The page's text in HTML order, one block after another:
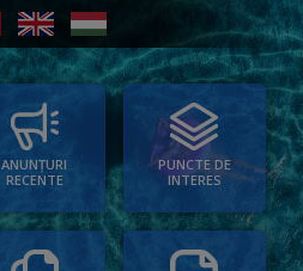
ANUNȚURI
RECENTE
PUNCTE DE
INTERES